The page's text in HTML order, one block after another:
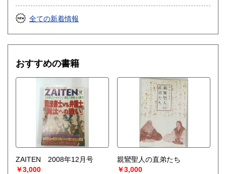
【大学の研究室の整理】
【遺品整理で古い紙モノや道具など価値の有無が分からない
ものがある】
【神社仏閣、蔵の整理、中国古典籍など査定にかなりの専門
知識を要する】
場合などお気軽にご相談ください。
-------------------------------------------
買取専用ダイヤル
050-3698-2626
-------------------------------------------
◎宅配買取◎
○30点より宅配送料無料
○梱包用ダンボールの無料送付可能
○買取金額の概算が知りたい方は、事前査定のサービスもぜひ
ご活用下さい。
宅配買取送付先
全ての新着情報
おすすめの書籍
ZAITEN 2008年12月号
￥3,000
親鸞聖人の直弟たち
￥3,000